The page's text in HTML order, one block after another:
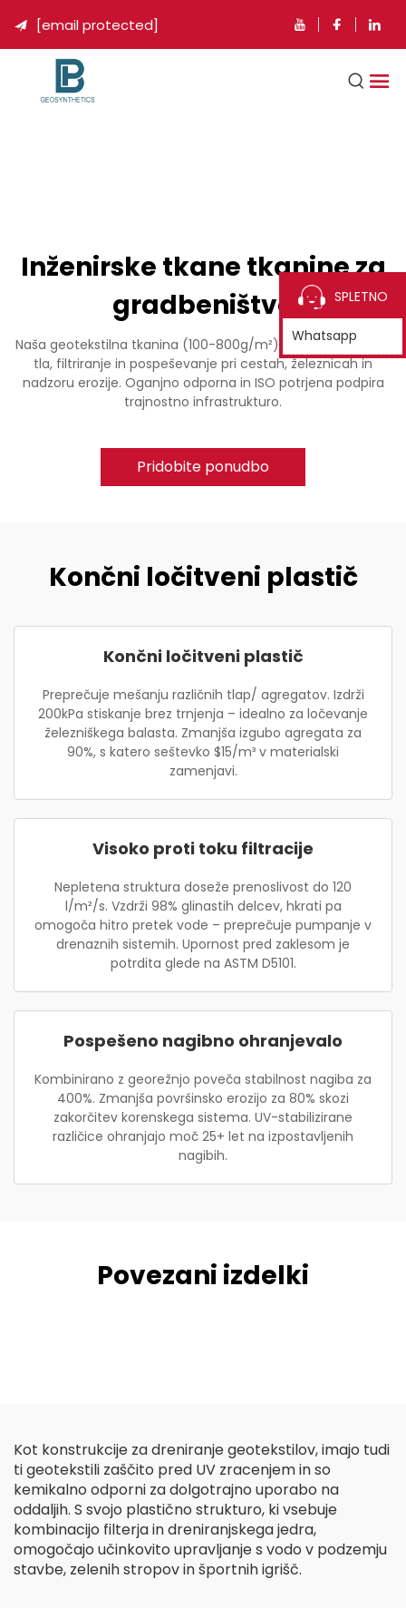
 [email protected]
Inženirske tkane tkanine za
gradbeništvo
Naša geotekstilna tkanina (100-800g/m²) ponuja ločevanje
tla, filtriranje in pospeševanje pri cestah, železnicah in
nadzoru erozije. Oganjno odporna in ISO potrjena podpira
trajnostno infrastrukturo.
Pridobite ponudbo
Končni ločitveni plastič
Končni ločitveni plastič
Preprečuje mešanju različnih tlap/ agregatov. Izdrži
200kPa stiskanje brez trnjenja – idealno za ločevanje
železniškega balasta. Zmanjša izgubo agregata za
90%, s katero seštevko $15/m³ v materialski
zamenjavi.
Visoko proti toku filtracije
Nepletena struktura doseže prenoslivost do 120
l/m²/s. Vzdrži 98% glinastih delcev, hkrati pa
omogoča hitro pretek vode – preprečuje pumpanje v
drenaznih sistemih. Upornost pred zaklesom je
potrdita glede na ASTM D5101.
Pospešeno nagibno ohranjevalo
Kombinirano z georežnjo poveča stabilnost nagiba za
400%. Zmanjša površinsko erozijo za 80% skozi
zakorčitev korenskega sistema. UV-stabilizirane
različice ohranjajo moč 25+ let na izpostavljenih
nagibih.
Povezani izdelki
Kot konstrukcije za dreniranje geotekstilov, imajo tudi
ti geotekstili zaščito pred UV zracenjem in so
kemikalno odporni za dolgotrajno uporabo na
oddaljih. S svojo plastično strukturo, ki vsebuje
kombinacijo filterja in dreniranjskega jedra,
omogočajo učinkovito upravljanje s vodo v podzemju
stavbe, zelenih stropov in športnih igrišč.
SPLETNO
Whatsapp